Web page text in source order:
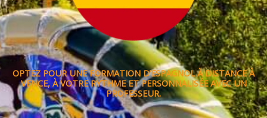
OPTEZ POUR UNE FORMATION D’ESPAGNOL À DISTANCE À
VENCE, À VOTRE RYTHME ET PERSONNALISÉE AVEC UN
PROFESSEUR.